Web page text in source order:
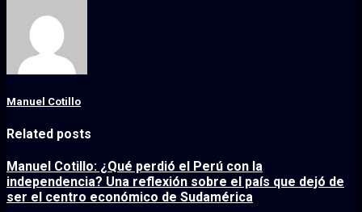
Manuel Cotillo
Related posts
Manuel Cotillo: ¿Qué perdió el Perú con la
independencia? Una reflexión sobre el país que dejó de
ser el centro económico de Sudamérica